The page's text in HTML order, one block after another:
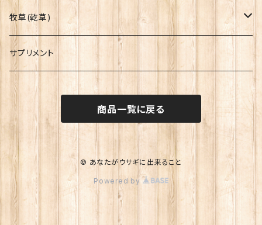
OXBOW
イースター
牧草(乾草)
OXBOW
イースター
サプリメント
商品一覧に戻る
© あなたがウサギに出来ること
Powered by